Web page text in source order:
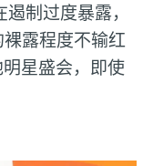
制过度暴露，
露程度不输红
星盛会，即使